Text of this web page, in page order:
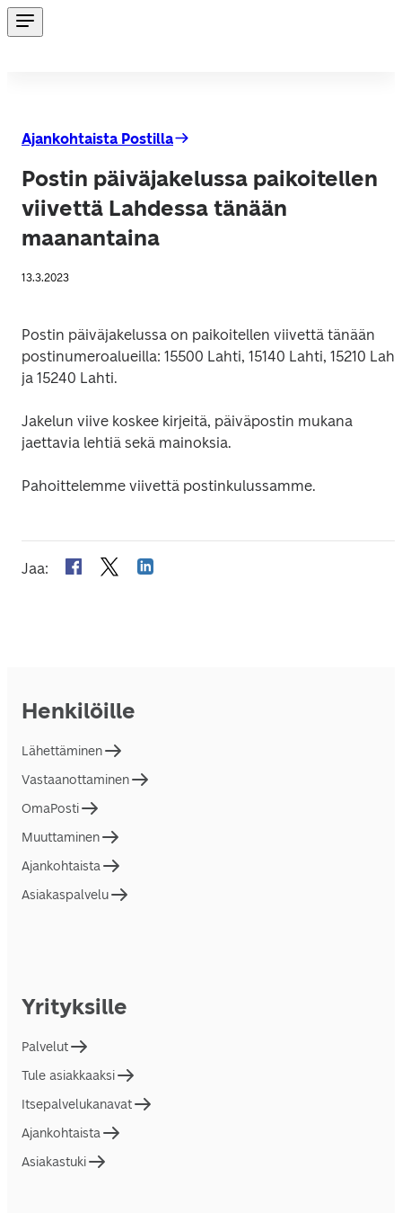
Ajankohtaista Postilla
Postin päiväjakelussa paikoitellen
viivettä Lahdessa tänään
maanantaina
13.3.2023
Postin päiväjakelussa on paikoitellen viivettä tänään
postinumeroalueilla: 15500 Lahti, 15140 Lahti, 15210
ja 15240 Lahti.
Jakelun viive koskee kirjeitä, päiväpostin mukana
jaettavia lehtiä sekä mainoksia.
Pahoittelemme viivettä postinkulussamme.
Jaa:
Henkilöille
Lähettäminen
Vastaanottaminen
OmaPosti
Muuttaminen
Ajankohtaista
Asiakaspalvelu
Yrityksille
Palvelut
Tule asiakkaaksi
Itsepalvelukanavat
Ajankohtaista
Asiakastuki